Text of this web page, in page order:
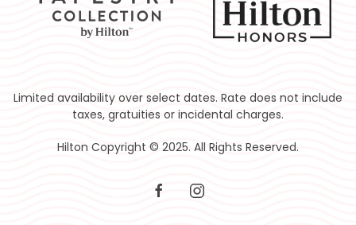
Limited availability over select dates. Rate does not include
taxes, gratuities or incidental charges.
Hilton Copyright © 2025. All Rights Reserved.
facebookinstagram